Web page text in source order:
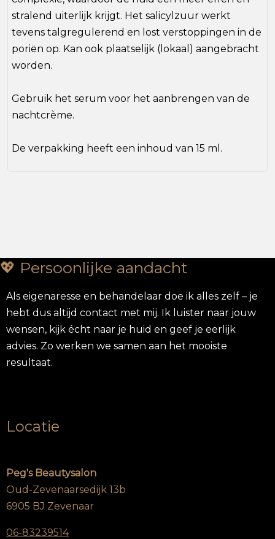
stralend uiterlijk krijgt. Het salicylzuur werkt
tevens talgregulerend en lost verstoppingen in de
poriën op. Kan ook plaatselijk (lokaal) aangebracht
worden.
Gebruik het serum voor het aanbrengen van de
nachtcrème.
De verpakking heeft een inhoud van 15 ml.
💖 Persoonlijke aandacht
Als eigenaresse en behandelaar doe ik alles zelf – je
hebt dus altijd contact met mij. Ik luister naar jouw
wensen, kijk écht naar je huid en geef je eerlijk
advies. Zo werken we samen aan het mooiste
resultaat.
Locatie
Peg's Beautysalon
Oud-Zevenaarsedijk 13b
6905 BJ Zevenaar
06-83239514